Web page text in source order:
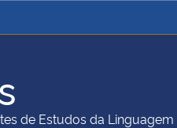
da Justiça e
Ministério da
da Educação
de Estudos da Linguagem